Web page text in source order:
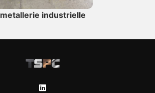
metallerie industrielle